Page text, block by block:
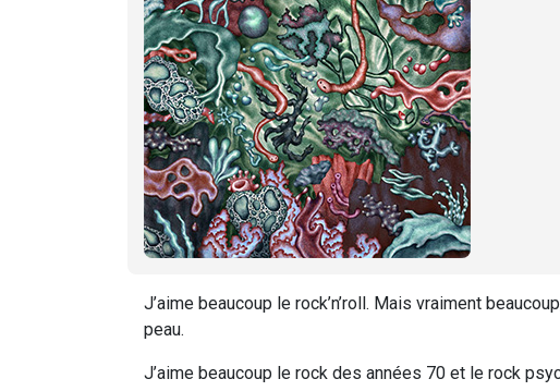
J’aime beaucoup le rock’n’roll. Mais vraiment
peau.
J’aime beaucoup le rock des années 70 et le rock